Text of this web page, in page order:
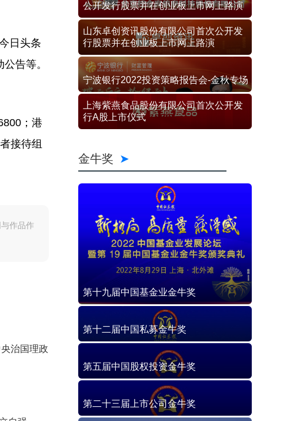
日头条
告等。
；港
接待组
作品作
治国理政
公开发行股票并在创业板上市网上路演
山东卓创资讯股份有限公司首次公开发
行股票并在创业板上市网上路演
宁波银行2022投资策略报告会-金秋专场
上海紫燕食品股份有限公司首次公开发
行A股上市仪式
金牛奖
第十九届中国基金业金牛奖
第十二届中国私募金牛奖
第五届中国股权投资金牛奖
第二十三届上市公司金牛奖